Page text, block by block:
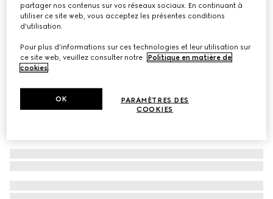
partager nos contenus sur vos réseaux sociaux. En continuant à
utiliser ce site web, vous acceptez les présentes conditions
d'utilisation.
Pour plus d'informations sur ces technologies et leur utilisation sur
ce site web, veuillez consulter notre
Politique en matière de
cookies
PARAMÈTRES DES
COOKIES
OK